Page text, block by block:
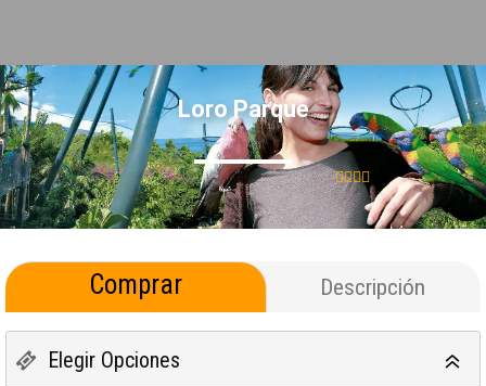
Loro Parque
Comprar Descripción
Elegir Opciones